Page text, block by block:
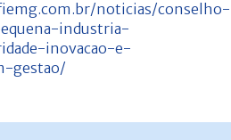
noticias/conselho-
industria-
inovacao-e-
gestao/